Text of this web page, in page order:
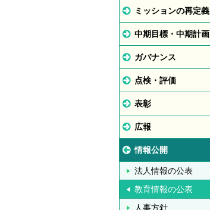
ミッションの再定義
中期目標・中期計画
ガバナンス
点検・評価
表彰
広報
情報公開
法人情報の公表
教育情報の公表
人事方針